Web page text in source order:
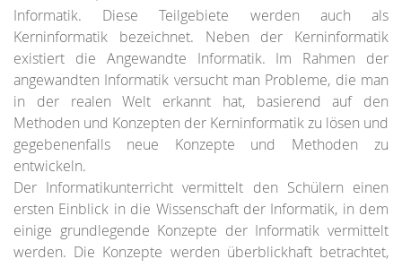
Informatik. Diese Teilgebiete werden auch als
Kerninformatik bezeichnet. Neben der Kerninformatik
existiert die Angewandte Informatik. Im Rahmen der
angewandten Informatik versucht man Probleme, die man
in der realen Welt erkannt hat, basierend auf den
Methoden und Konzepten der Kerninformatik zu lösen und
gegebenenfalls neue Konzepte und Methoden zu
entwickeln.
Der Informatikunterricht vermittelt den Schülern einen
ersten Einblick in die Wissenschaft der Informatik, in dem
einige grundlegende Konzepte der Informatik vermittelt
werden. Die Konzepte werden überblickhaft betrachtet,